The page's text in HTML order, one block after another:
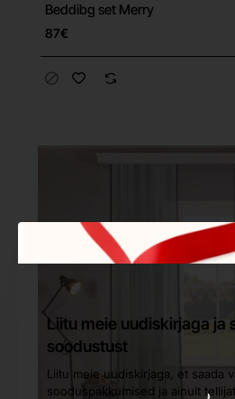
Liitu meie uudiskirjaga ja
soodustust
Liitu meie uudiskirjaga, et saada
sooduspakkumised ja ainult
Beddibg set Merry
87€